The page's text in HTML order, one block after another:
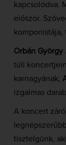
kapcsolódva.
először.
Orbán György
túli
karnagyának,
izgalmas
A koncert
tisztelgünk,